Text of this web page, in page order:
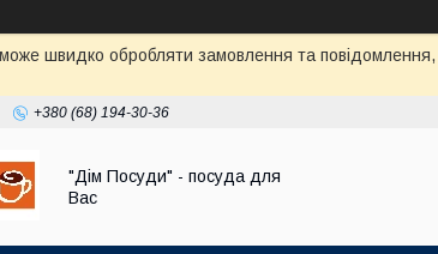
швидко обробляти замовлення та
+380 (68) 194-30-36
"Дім Посуди" - посуда для
Вас